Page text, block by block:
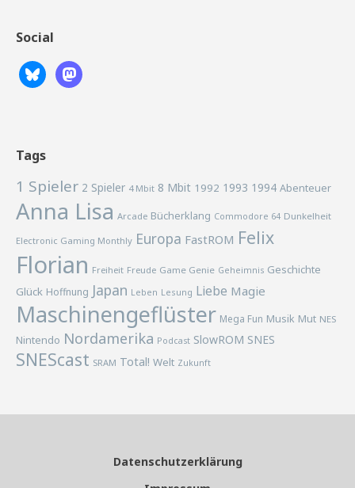
Social
Tags
1 Spieler 2 Spieler 4 Mbit 8 Mbit 1992 1993 1994 Abenteuer
Anna Lisa Arcade Bücherklang Commodore 64 Dunkelheit
Electronic Gaming Monthly Europa FastROM Felix
Florian Freiheit Freude Game Genie Geheimnis Geschichte
Glück Hoffnung Japan Leben Lesung Liebe Magie
Maschinengeflüster Mega Fun Musik Mut NES
Nintendo Nordamerika Podcast SlowROM SNES
SNEScast SRAM Total! Welt Zukunft
Datenschutzerklärung